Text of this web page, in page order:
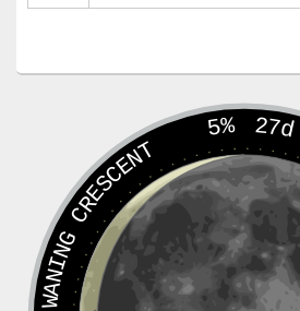
5% 27d
WANING CRESCENT